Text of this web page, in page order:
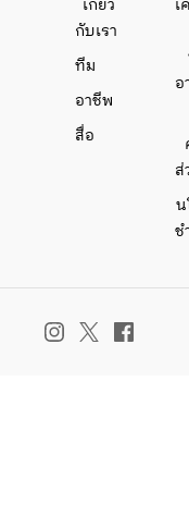
เกี่ยว
กับเรา
ทีม
อาชีพ
สื่อ
เ
อ
ส่
น
ช